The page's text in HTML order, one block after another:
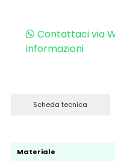
Contattaci via
informazioni
Scheda tecnica
Materiale